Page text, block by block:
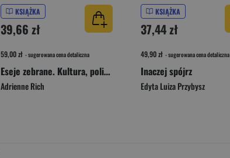
KSIĄŻKA
39,66 zł
59,00 zł - sugerowana cena detaliczna
Eseje zebrane. Kultura, polityka i sztuka poezji wyd. 2
Adrienne Rich
KSIĄŻKA
37,44 zł
49,90 zł - sugerowana cena detaliczna
Inaczej spójrz
Edyta Luiza Przybysz